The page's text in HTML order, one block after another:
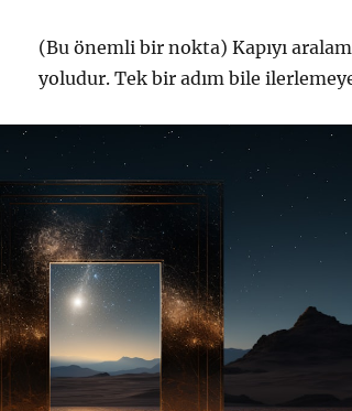
(Bu önemli bir nokta) Kapıyı
yoludur. Tek bir adım bile